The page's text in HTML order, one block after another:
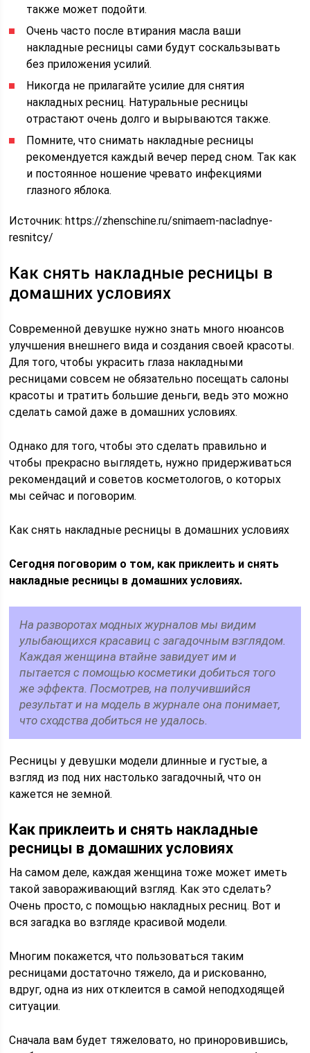
также может подойти.
Очень часто после втирания масла ваши
накладные ресницы сами будут соскальзывать
без приложения усилий.
Никогда не прилагайте усилие для снятия
накладных ресниц. Натуральные ресницы
отрастают очень долго и вырываются также.
Помните, что снимать накладные ресницы
рекомендуется каждый вечер перед сном. Так как
и постоянное ношение чревато инфекциями
глазного яблока.
Источник:https://zhenschine.ru/snimaem-nacladnye-
resnitcy/
Как снять накладные ресницы в
домашних условиях
Современной девушке нужно знать много нюансов
улучшения внешнего вида и создания своей красоты.
Для того, чтобы украсить глаза накладными
ресницами совсем не обязательно посещать салоны
красоты и тратить большие деньги, ведь это можно
сделать самой даже в домашних условиях.
Однако для того, чтобы это сделать правильно и
чтобы прекрасно выглядеть, нужно придерживаться
рекомендаций и советов косметологов, о которых
мы сейчас и поговорим.
Как снять накладные ресницы в домашних условиях
Сегодня поговорим о том, как приклеить и снять
накладные ресницы в домашних условиях.
На разворотах модных журналов мы видим
улыбающихся красавиц с загадочным взглядом.
Каждая женщина втайне завидует им и
пытается с помощью косметики добиться того
же эффекта. Посмотрев, на получившийся
результат и на модель в журнале она понимает,
что сходства добиться не удалось.
Ресницы у девушки модели длинные и густые, а
взгляд из под них настолько загадочный, что он
кажется не земной.
Как приклеить и снять накладные
ресницы в домашних условиях
На самом деле, каждая женщина тоже может иметь
такой завораживающий взгляд. Как это сделать?
Очень просто, с помощью накладных ресниц. Вот и
вся загадка во взгляде красивой модели.
Многим покажется, что пользоваться таким
ресницами достаточно тяжело, да и рискованно,
вдруг, одна из них отклеится в самой неподходящей
ситуации.
Сначала вам будет тяжеловато, но приноровившись,